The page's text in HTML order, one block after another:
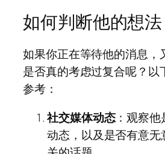
如何判断他的想法
如果你正在等待他的消息，
是否真的考虑过复合呢？以
参考：
社交媒体动态：观察他
动态，以及是否有意无